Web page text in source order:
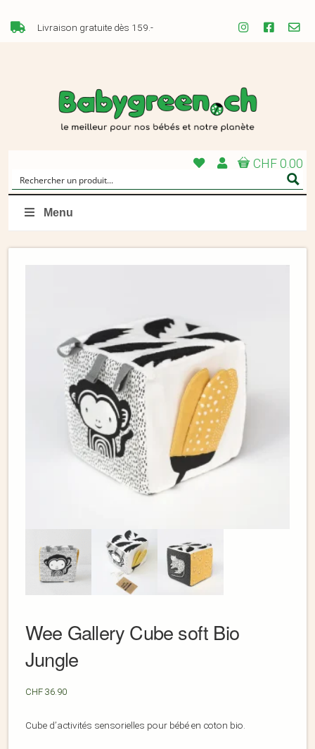
Livraison gratuite dès 159.-
CHF 0.00
Menu
Wee Gallery Cube soft Bio
Jungle
CHF 36.90
Cube d’activités sensorielles pour bébé en coton bio.